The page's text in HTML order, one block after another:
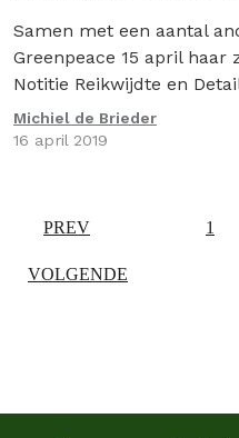
Samen met een aantal
Greenpeace 15 april haar
Notitie Reikwijdte en
Michiel de Brieder
16 april 2019
PREV 1
VOLGENDE